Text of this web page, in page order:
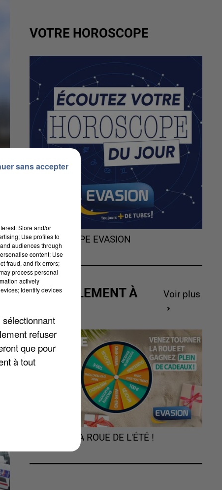
VOTRE HOROSCOPE
L'HOROSCOPE EVASION
ACTUELLEMENT À
Voir plus
TOURNEZ LA ROUE DE L'ÉTÉ !
Store and/or
Use profiles to
audiences through
content; Use
fraud, and fix errors;
process personal
actively
Identify devices
refuser
que pour
à tout
sans accepter